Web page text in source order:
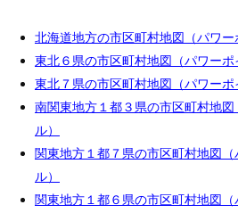
北海道地方の市区町村地図（パワー
東北６県の市区町村地図（パワーポ
東北７県の市区町村地図（パワーポ
南関東地方１都３県の市区町村地
ル）
関東地方１都７県の市区町村地図
ル）
関東地方１都６県の市区町村地図